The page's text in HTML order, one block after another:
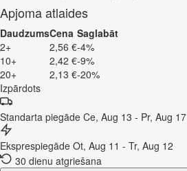
Apjoma atlaides
DaudzumsCena Saglabāt
2+
2,56 €-4%
10+
2,42 €-9%
20+
2,13 €-20%
Izpārdots
Standarta piegāde Ce, Aug 13 - Pr, Aug 17
Eksprespiegāde Ot, Aug 11 - Tr, Aug 12
30 dienu atgriešana